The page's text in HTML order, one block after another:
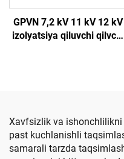
GPVN 7,2 kV 11 kV 12 kV
izolyatsiya qiluvchi qilvchi
Xavfsizlik va
past kuchlanishli
samarali tarzda